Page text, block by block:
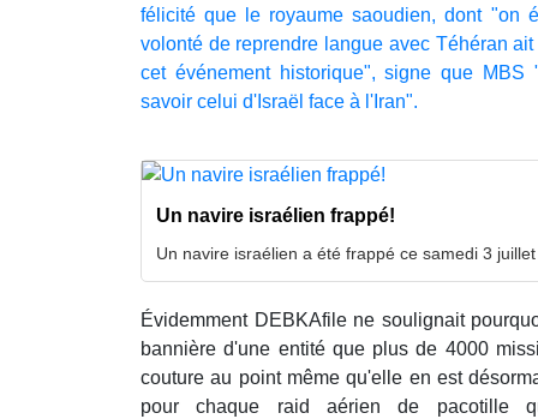
félicité que le royaume saoudien, dont "on
volonté de reprendre langue avec Téhéran
cet événement historique", signe que
savoir celui d'Israël face à l'Iran".
Un navire israélien frappé!
Un navire israélien a été frappé ce samedi 3
Évidemment DEBKAfile ne soulignait
bannière d'une entité que plus de 4000
couture au point même qu'elle en est
pour chaque raid aérien de pacotille